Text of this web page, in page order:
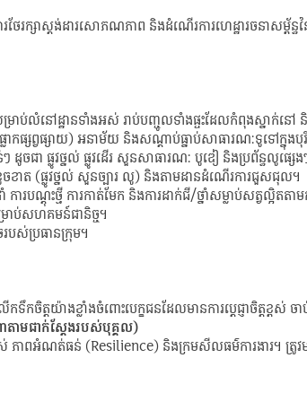
រថែរក្សាស្តង់ដារសោភណភាព និងដំណើរការហេដ្ឋារចនាសម្
ាប់លំនៅដ្ឋានទាំងអស់ រាប់បញ្ចូលទាំងផ្ទះដែលកំពុងស្នាក់នៅ និ
លាកផ្សព្វផ្សាយ) អនាម័យ និងសណ្តាប់ធ្នាប់សាធារណៈទូទៅក្នុងបុ
ៗ ដូចជា ផ្លូវថ្នល់ ផ្លូវដើរ សួនសាធារណៈ បូឌៀ និងប្រព័ន្ធលូផ្សេង
ចខាត (ផ្លូវថ្នល់ សួនច្បារ លូ) និងតាមដានដំណើរការជួសជុល។
ារបណ្តុះថ្មី ការកាត់មែក និងការដាក់ជី/ថ្នាំសម្លាប់សត្វល្អិតតា
រាប់សហគមន៍ជានិច្ច។
របស់ប្រធានក្រុម។
កទឹកចិត្តយ៉ាងខ្លាំងចំពោះបេក្ខជនដែលមានការបេ្តជ្ញាចិត្តខ្ពស់ ច
ាមជាក់ស្តែងរបស់បុគ្គល)
ស់ ភាពអំណត់ធន់ (Resilience) និងក្រមសីលធម៌ការងារ។ ត្រូ